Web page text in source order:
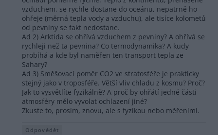
vzduchem, se rychle dostane do oceánu, nepatrně ho
ohřeje (měrná tepla vody a vzduchu), ale tisíce kolometů
od pevniny se fakt nedostane.
Ad 2) Arktida se ohřívá vzduchem z pevniny? A ohřívá se
rychleji než ta pevnina? Co termodynamika? A kudy
probíhá a kde byl naměřen ten transport tepla ze
Sahary?
Ad 3) Směšovací poměr CO2 ve stratosféře je prakticky
stejný jako v troposféře. Větší vliv chladu z kosmu? Proč?
Jak to vysvětlíte fyzikálně? A proč by ohřátí jedné části
atmosféry mělo vyvolat ochlazení jiné?
Zkuste to, prosím, znovu, ale s fyzikou nebo měřeními.
Odpovědět